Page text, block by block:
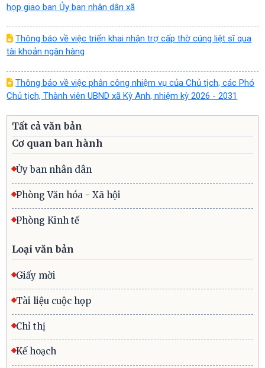
họp giao ban Ủy ban nhân dân xã
Thông báo về việc triển khai nhận trợ cấp thờ cúng liệt sĩ qua
tài khoản ngân hàng
Thông báo về việc phân công nhiệm vụ của Chủ tịch, các Phó
Chủ tịch, Thành viên UBND xã Kỳ Anh, nhiệm kỳ 2026 - 2031
Tất cả văn bản
Cơ quan ban hành
Ủy ban nhân dân
Phòng Văn hóa - Xã hội
Phòng Kinh tế
Loại văn bản
Giấy mời
Tài liệu cuộc họp
Chỉ thị
Kế hoạch